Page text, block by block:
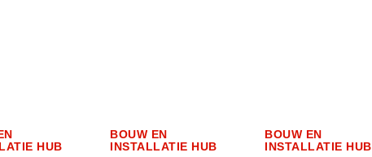
HUB
BOUW EN
INSTALLATIE HUB
BOUW EN
INSTALLATIE HUB